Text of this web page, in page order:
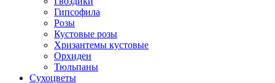
Гипсофила
Розы
Кустовые розы
Хризантемы кустовые
Орхидеи
Тюльпаны
Сухоцветы